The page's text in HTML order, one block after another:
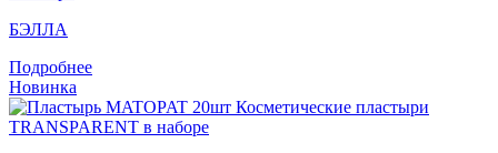
БЭЛЛА
Подробнее
Новинка